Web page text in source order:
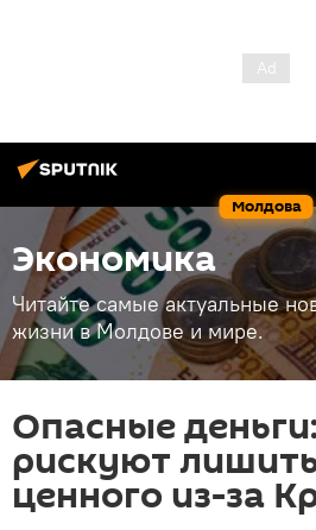
Молдова
Экономика
Читайте самые актуальные
жизни в Молдове и мире.
Опасные
рискуют
ценного из-за